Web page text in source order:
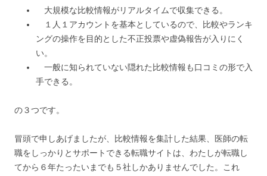
大規模な比較情報がリアルタイムで収集できる。
１人１アカウントを基本としているので、比較やランキ
ングの操作を目的とした不正投票や虚偽報告が入りにく
い。
一般に知られていない隠れた比較情報も口コミの形で入
手できる。
の３つです。
冒頭で申しあげましたが、比較情報を集計した結果、医師の転
職をしっかりとサポートできる転職サイトは、わたしが転職し
てから６年たったいまでも５社しかありませんでした。これ